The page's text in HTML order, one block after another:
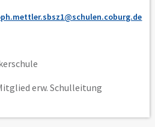
erw. Schulleitung